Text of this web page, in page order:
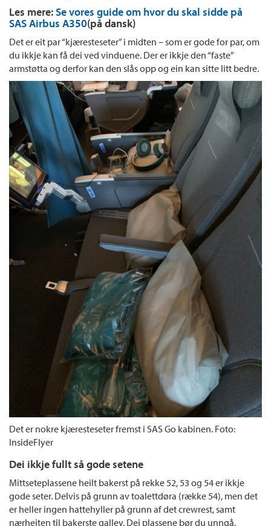
Les mere:Se vores guide om hvor du skal sidde på
SAS Airbus A350(på dansk)
Det er eit par “kjæresteseter” i midten – som er gode for par, om
du ikkje kan få dei ved vinduene. Der er ikkje den “faste”
armstøtta og derfor kan den slås opp og ein kan sitte litt bedre.
Det er nokre kjæresteseter fremst i SAS Go kabinen. Foto:
InsideFlyer
Dei ikkje fullt så gode setene
Mittseteplassene heilt bakerst på rekke 52, 53 og 54 er ikkje
gode seter. Delvis på grunn av toalettdøra (række 54), men det
er heller ingen hattehyller på grunn af det crewrest, samt
nærheiten til bakerste galley. Dei plassene bør du unngå.